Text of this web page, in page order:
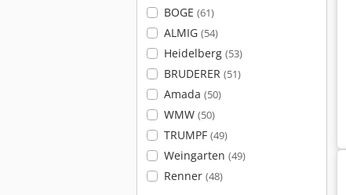
BOGE (61)
ALMIG (54)
Heidelberg (53)
BRUDERER (51)
Amada (50)
WMW (50)
TRUMPF (49)
Weingarten (49)
Renner (48)